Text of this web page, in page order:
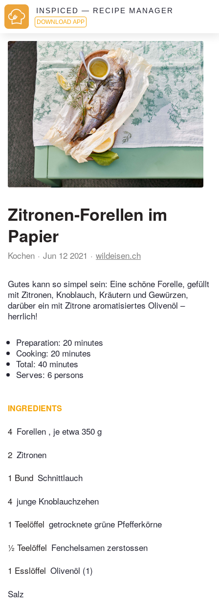
INSPICED — RECIPE MANAGER
DOWNLOAD APP
Zitronen-Forellen im
Papier
Kochen Jun 12 2021 wildeisen.ch
Gutes kann so simpel sein: Eine schöne Forelle, gefüllt
mit Zitronen, Knoblauch, Kräutern und Gewürzen,
darüber ein mit Zitrone aromatisiertes Olivenöl –
herrlich!
Preparation: 20 minutes
Cooking: 20 minutes
Total: 40 minutes
Serves: 6 persons
INGREDIENTS
4 Forellen , je etwa 350 g
2 Zitronen
1 Bund Schnittlauch
4 junge Knoblauchzehen
1 Teelöffel getrocknete grüne Pfefferkörne
½ Teelöffel Fenchelsamen zerstossen
1 Esslöffel Olivenöl (1)
Salz